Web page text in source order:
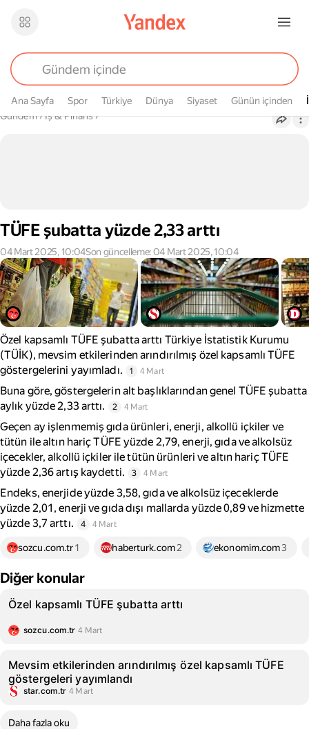
Ana Sayfa Spor Türkiye Dünya Siyaset Günün içinden
Buradasın
Gündem› İş & Finans›
TÜFE şubatta yüzde 2,33 arttı
04 Mart 2025, 10:04Son güncelleme: 04 Mart 2025, 10:04
Özel kapsamlı TÜFE şubatta arttı Türkiye İstatistik Kurumu
(TÜİK), mevsim etkilerinden arındırılmış özel kapsamlı TÜFE
göstergelerini yayımladı.
1 4 Mart
Buna göre, göstergelerin alt başlıklarından genel TÜFE şubatta
aylık yüzde 2,33 arttı.
2 4 Mart
Geçen ay işlenmemiş gıda ürünleri, enerji, alkollü içkiler ve
tütün ile altın hariç TÜFE yüzde 2,79, enerji, gıda ve alkolsüz
içecekler, alkollü içkiler ile tütün ürünleri ve altın hariç TÜFE
yüzde 2,36 artış kaydetti.
3 4 Mart
Endeks, enerjide yüzde 3,58, gıda ve alkolsüz içeceklerde
yüzde 2,01, enerji ve gıda dışı mallarda yüzde 0,89 ve hizmette
yüzde 3,7 arttı.
4 4 Mart
sozcu.com.tr1 haberturk.com2 ekonomim.com3
Diğer konular
Özel kapsamlı TÜFE şubatta arttı
sozcu.com.tr 4 Mart
Mevsim etkilerinden arındırılmış özel kapsamlı TÜFE
göstergeleri yayımlandı
star.com.tr 4 Mart
Daha fazla oku